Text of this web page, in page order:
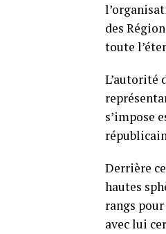
des
toute
L’autorité
s’impose
Derrière
hautes
rangs
avec lui